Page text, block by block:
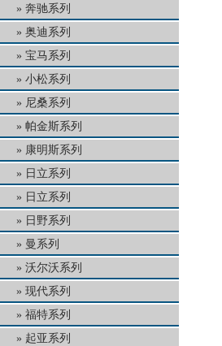
奔驰系列
奥迪系列
宝马系列
小松系列
尼桑系列
帕金斯系列
康明斯系列
日立系列
日立系列
日野系列
曼系列
沃尔沃系列
现代系列
福特系列
起亚系列